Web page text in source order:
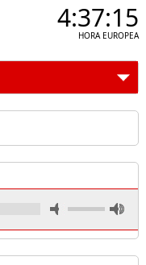
4:37:15
HORA EUROPEA